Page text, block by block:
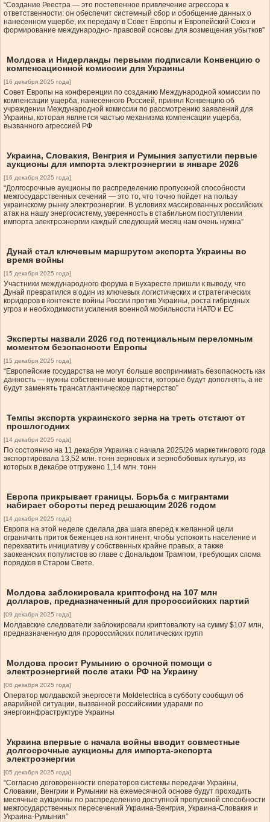
“Создание Реестра — это постепенное привлечение агрессора к
ответственности: он обеспечит системный сбор и обобщение данных о
нанесенном ущербе, их передачу в Совет Европы и Европейский Союз и
формирование международно- правовой основы для возмещения убытков”
Молдова и Нидерланды первыми подписали Конвенцию о
компенсационной комиссии для Украины
[16 декабря 2025 года]
Совет Европы на конференции по созданию Международной комиссии по
компенсации ущерба, нанесенного Россией, принял Конвенцию об
учреждении Международной комиссии по рассмотрению заявлений для
Украины, которая является частью механизма компенсации ущерба,
вызванного агрессией РФ
Украина, Словакия, Венгрия и Румыния запустили первые
аукционы для импорта электроэнергии в январе 2026
[16 декабря 2025 года]
“Долгосрочные аукционы по распределению пропускной способности
межгосударственных сечений — это то, что точно пойдет на пользу
украинскому рынку электроэнергии. В условиях массированных российских
атак на нашу энергосистему, уверенность в стабильном поступлении
импорта электроэнергии каждый следующий месяц нам очень нужна”
Дунай стал ключевым маршрутом экспорта Украины во
время войны
[15 декабря 2025 года]
Участники международного форума в Бухаресте пришли к выводу, что
Дунай превратился в один из ключевых логистических и стратегических
коридоров в контексте войны России против Украины, роста гибридных
угроз и необходимости усиления военной мобильности НАТО и ЕС
Эксперты назвали 2026 год потенциальным переломным
моментом безопасности Европы
[15 декабря 2025 года]
“Европейские государства не могут больше воспринимать безопасность как
данность — нужны собственные мощности, которые будут дополнять, а не
будут заменять трансатлантическое партнерство”
Темпы экспорта украинского зерна на треть отстают от
прошлогодних
[14 декабря 2025 года]
По состоянию на 11 декабря Украина с начала 2025/26 маркетингового года
экспортировала 13,52 млн. тонн зерновых и зернобобовых культур, из
которых в декабре отгружено 1,14 млн. тонн
Европа прикрывает границы. Борьба с мигрантами
набирает обороты перед решающим 2026 годом
[14 декабря 2025 года]
Европа на этой неделе сделала два шага вперед к желанной цели
ограничить приток беженцев на континент, чтобы успокоить население и
перехватить инициативу у собственных крайне правых, а также
заокеанских популистов во главе с Дональдом Трампом, требующих слома
порядков в Старом Свете.
Молдова заблокировала криптофонд на 107 млн
долларов, предназначенный для пророссийских партий
[09 декабря 2025 года]
Молдавские следователи заблокировали криптовалюту на сумму $107 млн,
предназначенную для пророссийских политических групп
Молдова просит Румынию о срочной помощи с
электроэнергией после атаки РФ на Украину
[06 декабря 2025 года]
Оператор молдавской энергосети Moldelectrica в субботу сообщил об
аварийной ситуации, вызванной российскими ударами по
энергоинфраструктуре Украины
Украина впервые с начала войны вводит совместные
долгосрочные аукционы для импорта-экспорта
электроэнергии
[05 декабря 2025 года]
“Согласно договоренности операторов системы передачи Украины,
Словакии, Венгрии и Румынии на ежемесячной основе будут проходить
месячные аукционы по распределению доступной пропускной способности
межгосударственных пересечений Украина-Венгрия, Украина-Словакия и
Украина-Румыния”